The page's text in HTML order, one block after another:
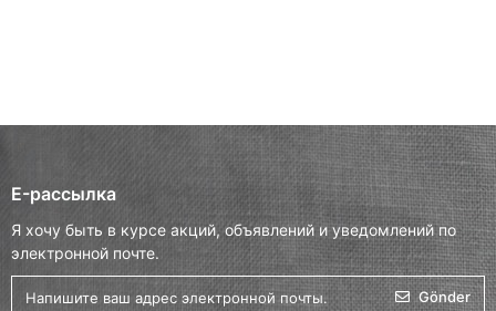
E-рассылка
Я хочу быть в курсе акций, объявлений и уведомлений по
электронной почте.
Gönder